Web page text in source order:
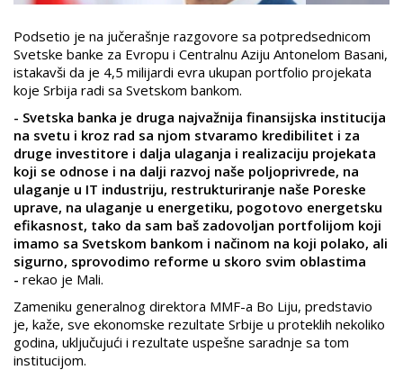
Podsetio je na jučerašnje razgovore sa potpredsednicom
Svetske banke za Evropu i Centralnu Aziju Antonelom Basani,
istakavši da je 4,5 milijardi evra ukupan portfolio projekata
koje Srbija radi sa Svetskom bankom.
- Svetska banka je druga najvažnija finansijska institucija
na svetu i kroz rad sa njom stvaramo kredibilitet i za
druge investitore i dalja ulaganja i realizaciju projekata
koji se odnose i na dalji razvoj naše poljoprivrede, na
ulaganje u IT industriju, restrukturiranje naše Poreske
uprave, na ulaganje u energetiku, pogotovo energetsku
efikasnost, tako da sam baš zadovoljan portfolijom koji
imamo sa Svetskom bankom i načinom na koji polako, ali
sigurno, sprovodimo reforme u skoro svim oblastima
- rekao je Mali.
Zameniku generalnog direktora MMF-a Bo Liju, predstavio
je, kaže, sve ekonomske rezultate Srbije u proteklih nekoliko
godina, uključujući i rezultate uspešne saradnje sa tom
institucijom.